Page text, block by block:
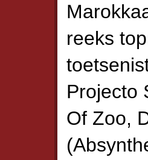
reeks
Projecto
Of Zoo,